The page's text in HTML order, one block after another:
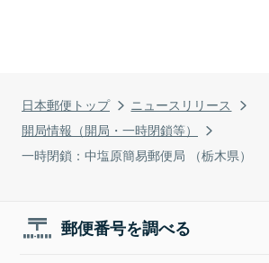
日本郵便トップ
ニュースリリース
開局情報（開局・一時閉鎖等）
一時閉鎖：中塩原簡易郵便局 （栃木県）
郵便番号を調べる